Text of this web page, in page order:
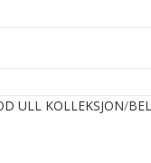
ULL KOLLEKSJON